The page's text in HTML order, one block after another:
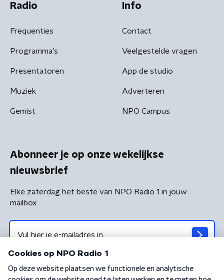
Radio
Frequenties
Programma's
Presentatoren
Muziek
Gemist
Info
Contact
Veelgestelde vragen
App de studio
Adverteren
NPO Campus
Abonneer je op onze wekelijkse
nieuwsbrief
Elke zaterdag het beste van NPO Radio 1 in jouw
mailbox